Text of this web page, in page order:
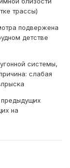
трассы)
подвержена
детстве
системы,
слабая
на